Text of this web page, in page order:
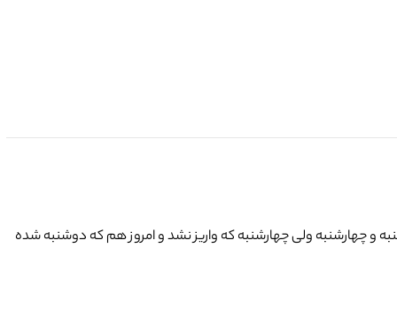
و چهارشنبه ولی چهارشنبه که واریز نشد و امروز هم که دوشنبه شده